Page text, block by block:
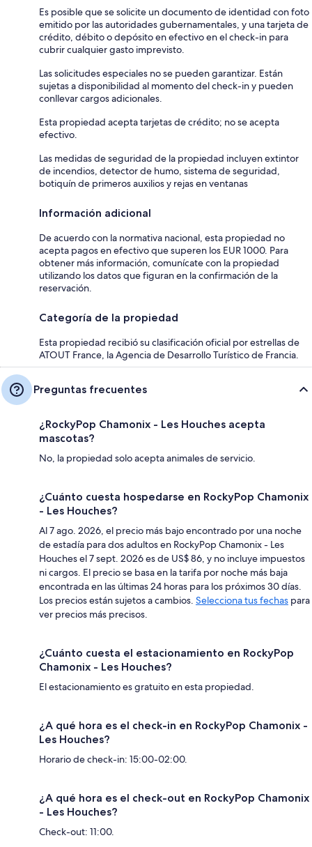
Es posible que se solicite un documento de identidad con foto
emitido por las autoridades gubernamentales, y una tarjeta de
crédito, débito o depósito en efectivo en el check-in para
cubrir cualquier gasto imprevisto.
Las solicitudes especiales no se pueden garantizar. Están
sujetas a disponibilidad al momento del check-in y pueden
conllevar cargos adicionales.
Esta propiedad acepta tarjetas de crédito; no se acepta
efectivo.
Las medidas de seguridad de la propiedad incluyen extintor
de incendios, detector de humo, sistema de seguridad,
botiquín de primeros auxilios y rejas en ventanas
Información adicional
De acuerdo con la normativa nacional, esta propiedad no
acepta pagos en efectivo que superen los EUR 1000. Para
obtener más información, comunícate con la propiedad
utilizando los datos que figuran en la confirmación de la
reservación.
Categoría de la propiedad
Esta propiedad recibió su clasificación oficial por estrellas de
ATOUT France, la Agencia de Desarrollo Turístico de Francia.
Preguntas frecuentes
¿RockyPop Chamonix - Les Houches acepta
mascotas?
No, la propiedad solo acepta animales de servicio.
¿Cuánto cuesta hospedarse en RockyPop Chamonix
- Les Houches?
Al 7 ago. 2026, el precio más bajo encontrado por una noche
de estadía para dos adultos en RockyPop Chamonix - Les
Houches el 7 sept. 2026 es de US$ 86, y no incluye impuestos
ni cargos. El precio se basa en la tarifa por noche más baja
encontrada en las últimas 24 horas para los próximos 30 días.
Los precios están sujetos a cambios. Selecciona tus fechas para
ver precios más precisos.
¿Cuánto cuesta el estacionamiento en RockyPop
Chamonix - Les Houches?
El estacionamiento es gratuito en esta propiedad.
¿A qué hora es el check-in en RockyPop Chamonix -
Les Houches?
Horario de check-in: 15:00-02:00.
¿A qué hora es el check-out en RockyPop Chamonix
- Les Houches?
Check-out: 11:00.